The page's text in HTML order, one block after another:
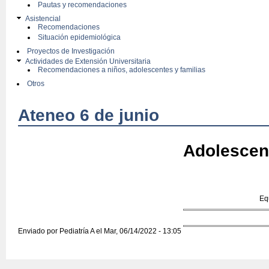
Pautas y recomendaciones
Asistencial
Recomendaciones
Situación epidemiológica
Proyectos de Investigación
Actividades de Extensión Universitaria
Recomendaciones a niños, adolescentes y familias
Otros
Ateneo 6 de junio
Enviado por Pediatría Ael Mar, 06/14/2022 - 13:05